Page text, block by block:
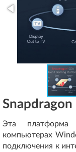
Snapdragon
Эта платформа
компьютерах
подключения к